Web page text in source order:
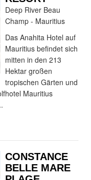
Deep River Beau
Champ - Mauritius
Das Anahita Hotel auf
Mauritius befindet sich
mitten in den 213
Hektar großen
tropischen Gärten und
Mauritius
CONSTANCE
BELLE MARE